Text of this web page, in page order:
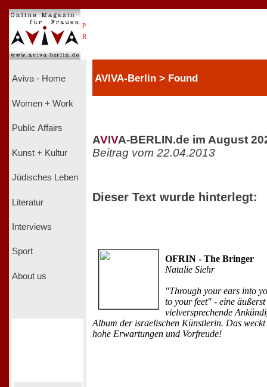
P
R
Aviva - Home
Women + Work
Public Affairs
Kunst + Kultur
Jüdisches Leben
Literatur
Interviews
Sport
About us
AVIVA-Berlin > Found
AVIVA-BERLIN.de im August
Beitrag vom 22.04.2013
Dieser Text wurde hinterlegt:
OFRIN - The Bringer
Natalie Siehr
"Through your ears into
to your feet" - eine äußerst
vielversprechende
Album der israelischen Künstlerin. Das weckt
hohe Erwartungen und Vorfreude!